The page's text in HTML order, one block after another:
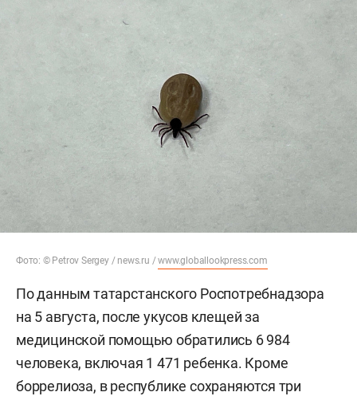
Фото: © Petrov Sergey / news.ru /www.globallookpress.com
По данным татарстанского Роспотребнадзора
на 5 августа, после укусов клещей за
медицинской помощью обратились 6 984
человека, включая 1 471 ребенка. Кроме
боррелиоза, в республике сохраняются три